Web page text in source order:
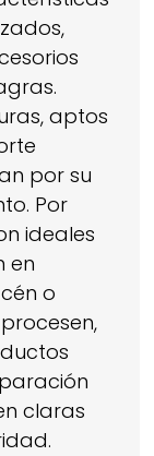
aptos
por su
Por
ideales
en
o
claras